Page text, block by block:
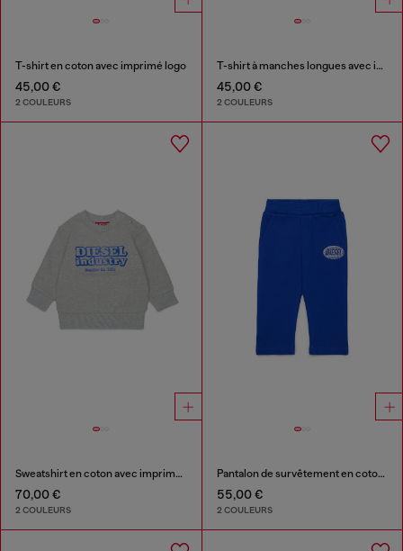
T-shirt en coton avec imprimé logo
45,00 €
2 COULEURS
T-shirt à manches longues avec imprimé Diesel Industry
45,00 €
2 COULEURS
Sweatshirt en coton avec imprimé Diesel Industry
70,00 €
2 COULEURS
Pantalon de survêtement en coton avec logo imprimé
55,00 €
2 COULEURS